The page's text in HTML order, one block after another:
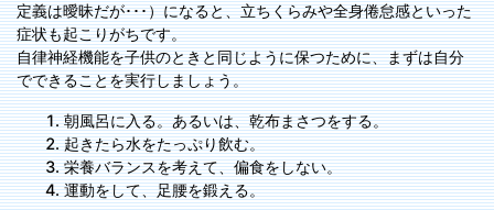
定義は曖昧だが･･･）になると、立ちくらみや全身倦怠感といった
症状も起こりがちです。
自律神経機能を子供のときと同じように保つために、まずは自分
でできることを実行しましょう。
朝風呂に入る。あるいは、乾布まさつをする。
起きたら水をたっぷり飲む。
栄養バランスを考えて、偏食をしない。
運動をして、足腰を鍛える。